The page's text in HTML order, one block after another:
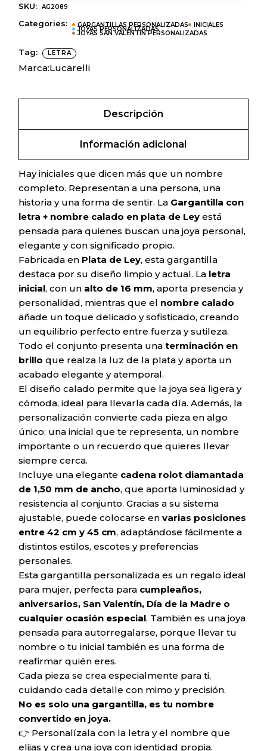
SKU: AG2089
Categories: GARGANTILLAS PERSONALIZADAS INICIALES
JOYAS PERSONALIZADAS
JOYAS SAN VALENTÍN PERSONALIZADAS
Tag: LETRA
Marca:Lucarelli
Descripción
Información adicional
Hay iniciales que dicen más que un nombre
completo. Representan a una persona, una
historia y una forma de sentir. La Gargantilla con
letra + nombre calado en plata de Ley está
pensada para quienes buscan una joya personal,
elegante y con significado propio.
Fabricada en Plata de Ley, esta gargantilla
destaca por su diseño limpio y actual. La letra
inicial, con un alto de 16 mm, aporta presencia y
personalidad, mientras que el nombre calado
añade un toque delicado y sofisticado, creando
un equilibrio perfecto entre fuerza y sutileza.
Todo el conjunto presenta unaterminación en
brillo que realza la luz de la plata y aporta un
acabado elegante y atemporal.
El diseño calado permite que la joya sea ligera y
cómoda, ideal para llevarla cada día. Además, la
personalización convierte cada pieza en algo
único: una inicial que te representa, un nombre
importante o un recuerdo que quieres llevar
siempre cerca.
Incluye una elegante cadena rolot diamantada
de 1,50 mm de ancho, que aporta luminosidad y
resistencia al conjunto. Gracias a su sistema
ajustable, puede colocarse envarias posiciones
entre 42 cm y 45 cm, adaptándose fácilmente a
distintos estilos, escotes y preferencias
personales.
Esta gargantilla personalizada es un regalo ideal
para mujer, perfecta para cumpleaños,
aniversarios, San Valentín, Día de la Madre o
cualquier ocasión especial. También es una joya
pensada para autorregalarse, porque llevar tu
nombre o tu inicial también es una forma de
reafirmar quién eres.
Cada pieza se crea especialmente para ti,
cuidando cada detalle con mimo y precisión.
No es solo una gargantilla, es tu nombre
convertido en joya.
👉 Personalízala con la letra y el nombre que
elijas y crea una joya con identidad propia.